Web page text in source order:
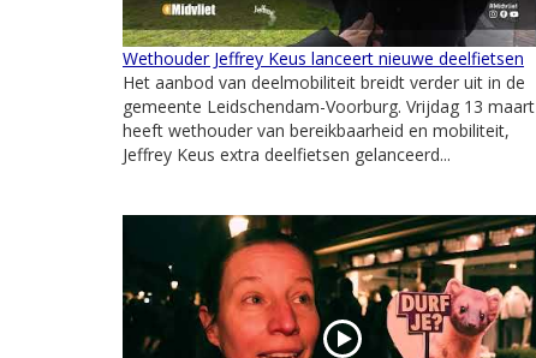
Wethouder Jeffrey Keus lanceert nieuwe deelfietsen
Het aanbod van deelmobiliteit breidt verder uit in de
gemeente Leidschendam-Voorburg. Vrijdag 13 maart
heeft wethouder van bereikbaarheid en mobiliteit,
Jeffrey Keus extra deelfietsen gelanceerd...